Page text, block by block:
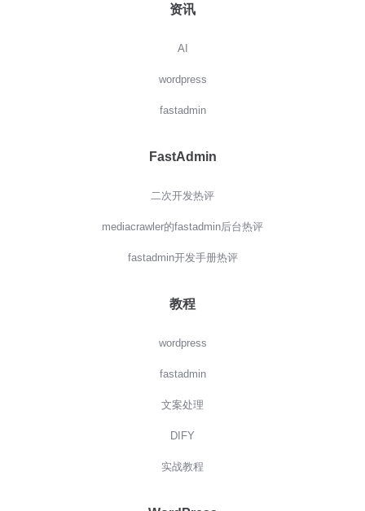
资讯
AI
wordpress
fastadmin
FastAdmin
二次开发热评
mediacrawler的fastadmin后台热评
fastadmin开发手册热评
教程
wordpress
fastadmin
文案处理
DIFY
实战教程